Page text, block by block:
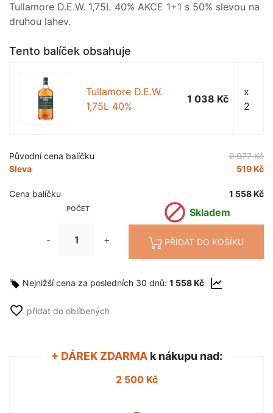
Tullamore D.E.W. 1,75L 40% AKCE 1+1 s 50% slevou na
druhou lahev.
Tento balíček obsahuje
Tullamore D.E.W.
1,75L 40%
1 038 Kč
x
2
Původní cena balíčku
2 077 Kč
Sleva
519 Kč
Cena balíčku 1 558 Kč
POČET
- +
 Skladem
PŘIDAT DO KOŠÍKU
Nejnižší cena za posledních 30 dnů: 1 558 Kč
favorite_border přidat do oblíbených
+ DÁREK ZDARMAk nákupu nad:
2 500 Kč